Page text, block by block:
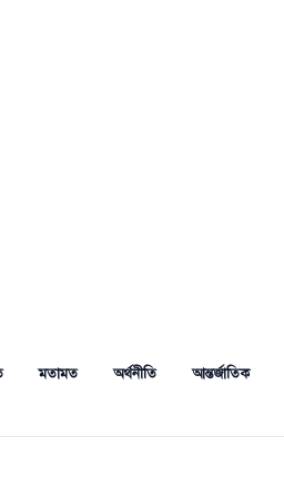
মতামত অর্থনীতি আন্তর্জাতিক